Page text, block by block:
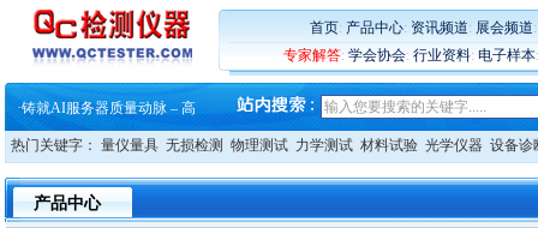
首页: 产品中心: 资讯频道: 展会频道
专家解答: 学会协会: 行业资料: 电子样本
·蔡司软件 | 高效变形分析能
·铸就AI服务器质量动脉 – 高
·铸就AI服务器质量动脉 – 高
·ZEISS BOSELLO ADR 让内部缺
大牌云集 买家升级 ——26
·蔡司软件 | 高效变形分析能
热门关键字： 量仪量具 无损检测 物理测试 力学测试 材料试验 光学仪器 设备诊
产品中心